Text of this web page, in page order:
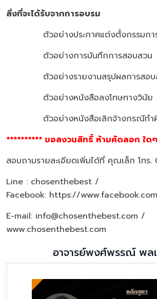
สิ่งที่จะได้รับจากการอบรม
ตัวอย่างประกาศแต่งตั้งกรรมการ
ตัวอย่างการบันทึกการสอบสวน
ตัวอย่างรายงานสรุปผลการสอบส
ตัวอย่างหนังสือลงโทษทางวินัย
ตัวอย่างหนังสือเลิกจ้างกรณีทำผิ
********** ขอสงวนสิทธิ์ ห้ามคัดลอก ใด
สอบถามรายละเอียดเพิ่มได้ที่ คุณเล็ก โท
Line : chosenthebest /
Facebook: https://
E-mail: info@chosenthebest.com /
www.chosenthebest.com
อาจารย์พงศ์พรรณ์ พล